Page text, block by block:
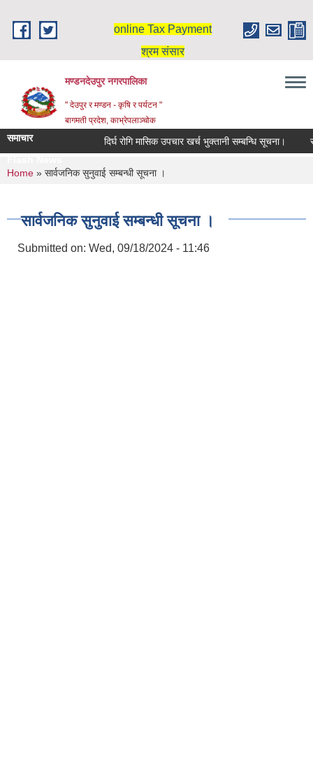
online Tax Payment
श्रम संसार
मण्डनदेउपुर नगरपालिका
" देउपुर र मण्डन - कृषि र पर्यटन "
बागमती प्रदेश, काभ्रेपलाञ्चोक
समाचार दिर्घ रोगि मासिक उपचार खर्च भुक्तानी सम्बन्धि सूचना।
You are here
Home » सार्वजनिक सुनुवाई सम्बन्धी सूचना ।
सार्वजनिक सुनुवाई सम्बन्धी सूचना ।
Submitted on: Wed, 09/18/2024 - 11:46